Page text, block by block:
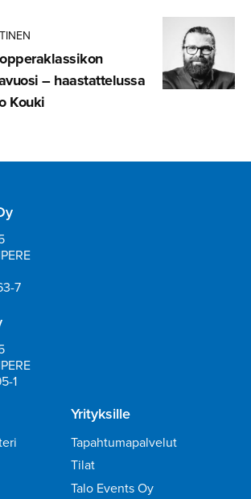
– haastatte­lussa
Kouki
7
1
Yrityksille
Tapahtumapalvelut
Tilat
Talo Events Oy